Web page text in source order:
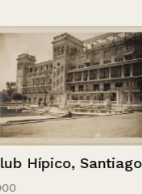
Santiago